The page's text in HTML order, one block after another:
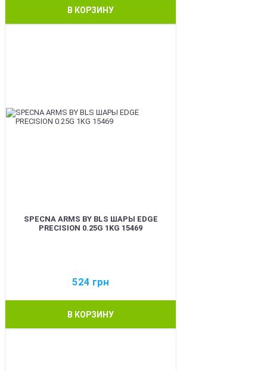
В КОРЗИНУ
SPECNA ARMS BY BLS ШАРЫ EDGE
PRECISION 0.25G 1KG 15469
524 грн
В КОРЗИНУ